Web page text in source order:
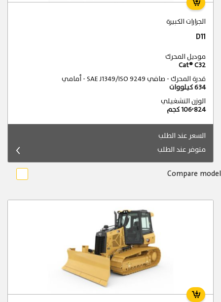
الجرارات الكبيرة
D11
موديل المحرك
Cat® C32
قدرة المحرك - صافي SAE J1349/ISO 9249 - أمامي
634 كيلووات
الوزن التشغيلي
106٬824 كجم
السعر عند الطلب
متوفر عند الطلب
Compare model